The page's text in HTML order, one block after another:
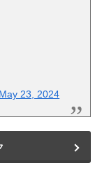
May 23, 2024